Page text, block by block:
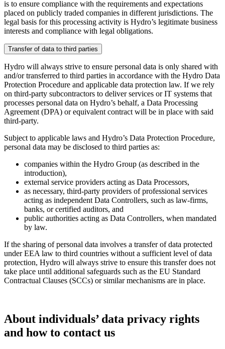
is to ensure compliance with the requirements and expectations
placed on publicly traded companies in different jurisdictions. The
legal basis for this processing activity is Hydro’s legitimate business
interests and compliance with legal obligations.
Transfer of data to third parties
Hydro will always strive to ensure personal data is only shared with
and/or transferred to third parties in accordance with the Hydro Data
Protection Procedure and applicable data protection law. If we rely
on third-party subcontractors to deliver services or IT systems that
processes personal data on Hydro’s behalf, a Data Processing
Agreement (DPA) or equivalent contract will be in place with said
third-party.
Subject to applicable laws and Hydro’s Data Protection Procedure,
personal data may be disclosed to third parties as:
companies within the Hydro Group (as described in the
introduction),
external service providers acting as Data Processors,
as necessary, third-party providers of professional services
acting as independent Data Controllers, such as law-firms,
banks, or certified auditors, and
public authorities acting as Data Controllers, when mandated
by law.
If the sharing of personal data involves a transfer of data protected
under EEA law to third countries without a sufficient level of data
protection, Hydro will always strive to ensure this transfer does not
take place until additional safeguards such as the EU Standard
Contractual Clauses (SCCs) or similar mechanisms are in place.
About individuals’ data privacy rights
and how to contact us